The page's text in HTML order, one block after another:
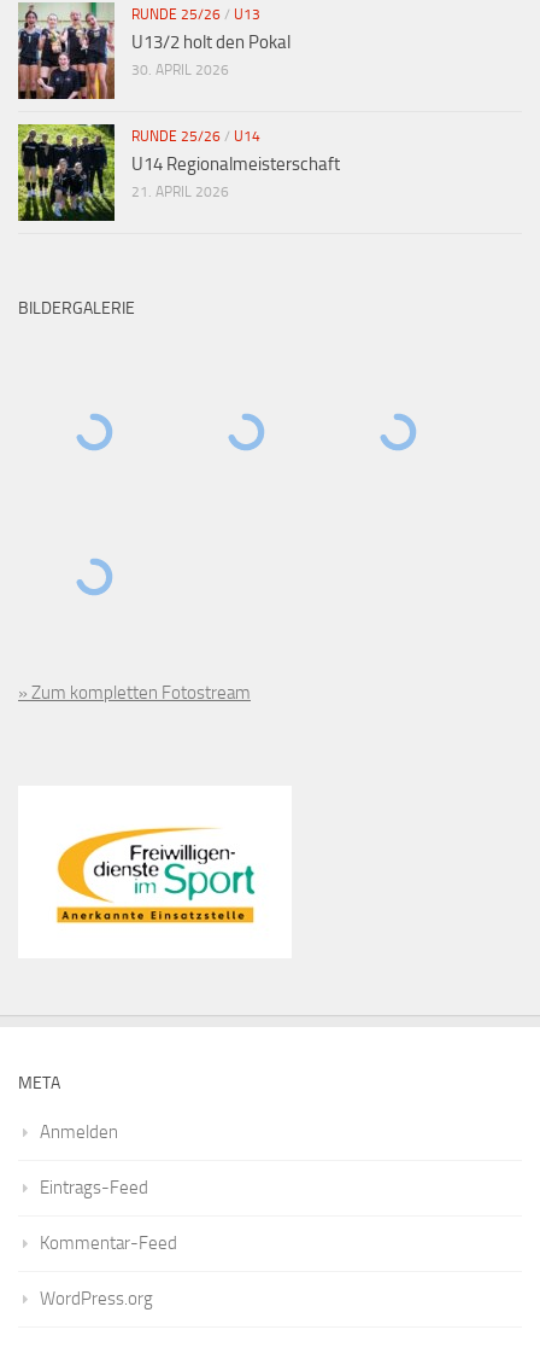
RUNDE 25/26 / U13
U13/2 holt den Pokal
30. APRIL 2026
RUNDE 25/26 / U14
U14 Regionalmeisterschaft
21. APRIL 2026
BILDERGALERIE
» Zum kompletten Fotostream
META
Anmelden
Eintrags-Feed
Kommentar-Feed
WordPress.org